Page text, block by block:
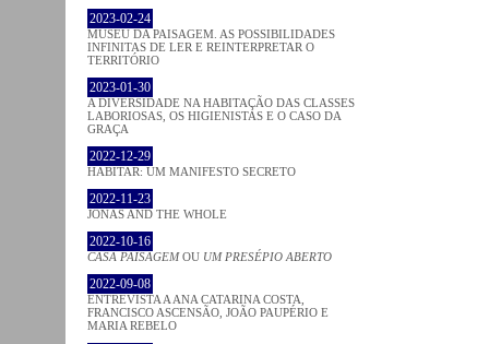
2023-02-24
MUSEU DA PAISAGEM. AS POSSIBILIDADES
INFINITAS DE LER E REINTERPRETAR O
TERRITÓRIO
2023-01-30
A DIVERSIDADE NA HABITAÇÃO DAS CLASSES
LABORIOSAS, OS HIGIENISTAS E O CASO DA
GRAÇA
2022-12-29
HABITAR: UM MANIFESTO SECRETO
2022-11-23
JONAS AND THE WHOLE
2022-10-16
CASA PAISAGEMOU UM PRESÉPIO ABERTO
2022-09-08
ENTREVISTA A ANA CATARINA COSTA,
FRANCISCO ASCENSÃO, JOÃO PAUPÉRIO E
MARIA REBELO